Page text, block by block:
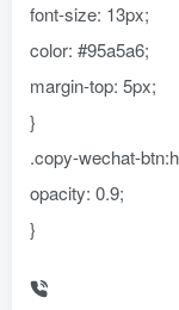
font-size: 13px;
color: #95a5a6;
margin-top: 5px;
}
.copy-wechat-
opacity: 0.9;
}